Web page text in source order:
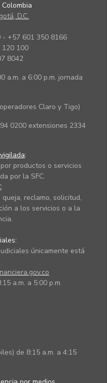
D.C.
- +57 601 350 8166
120 100
8042
a.m. a 6:00 p.m. jornada
Claro y Tigo)
0200 extensiones 2334
:
productos o servicios
por la SFC.
:
reclamo, solicitud,
a los servicios o a la
únicamente está
a.m. a 5:00 p.m.
de 8:15 a.m. a 4:15